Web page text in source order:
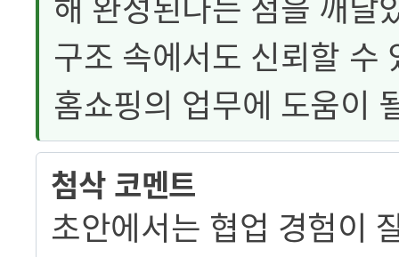
구조 속에서도 신뢰할 수
홈쇼핑의 업무에 도움이
첨삭 코멘트
초안에서는 협업 경험이